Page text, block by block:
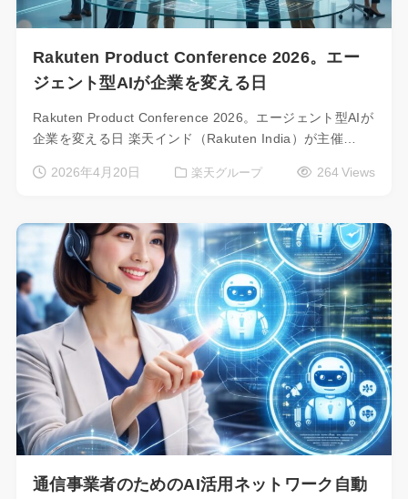
Rakuten Product Conference 2026。エー
ジェント型AIが企業を変える日
Rakuten Product Conference 2026。エージェント型AIが
企業を変える日 楽天インド（Rakuten India）が主催…
2026年4月20日 楽天グループ 264 Views
通信事業者のためのAI活用ネットワーク自動